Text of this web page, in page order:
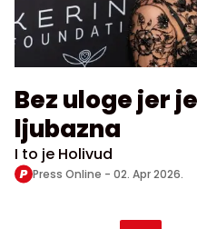
Bez uloge jer
ljubazna
I to je Holivud
Press Online - 02. Apr 2026.